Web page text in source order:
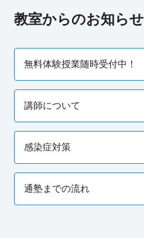
教室からのお知らせ
無料体験授業随時受付中！
講師について
感染症対策
通塾までの流れ